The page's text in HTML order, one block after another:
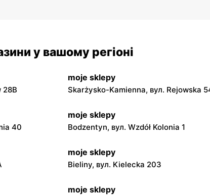
у вашому регіоні
28B
moje sklepy
Skarżysko-Kamienna, вул. Rejowska
40
moje sklepy
Bodzentyn, вул. Wzdół Kolonia 1
moje sklepy
Bieliny, вул. Kielecka 203
moje sklepy